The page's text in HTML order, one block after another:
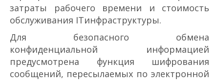
затраты рабочего времени и стоимость
обслуживания IT­инфраструктуры.
Для безопасного обмена
конфиденциальной информацией
предусмотрена функция шифрования
сообщений, пересылаемых по электронной